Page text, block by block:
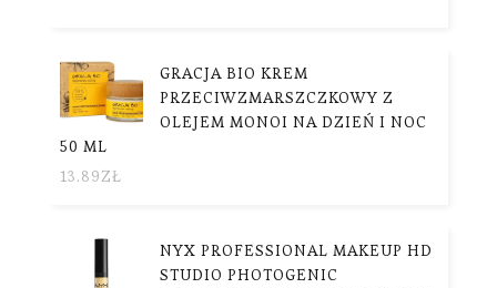
GRACJA BIO KREM
PRZECIWZMARSZCZKOWY Z
OLEJEM MONOI NA DZIEŃ I NOC
50 ML
13.89ZŁ
NYX PROFESSIONAL MAKEUP HD
STUDIO PHOTOGENIC